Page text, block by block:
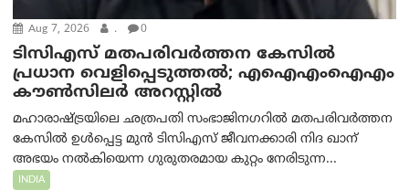
Aug 7, 2026 . 0
ടിസിഎസ് മതപരിവർത്തന കേസിൽ
പ്രധാന വെളിപ്പെടുത്തൽ; എഐഎംഐഎം
കൗൺസിലർ അറസ്റ്റിൽ
മഹാരാഷ്ട്രയിലെ ഛത്രപതി സംഭാജിനഗറിൽ മതപരിവർത്തന
കേസിൽ ഉൾപ്പെട്ട മുൻ ടിസിഎസ് ജീവനക്കാരി നിദ ഖാന്
അഭയം നൽകിയെന്ന ഗുരുതരമായ കുറ്റം നേരിടുന്ന...
INDIA